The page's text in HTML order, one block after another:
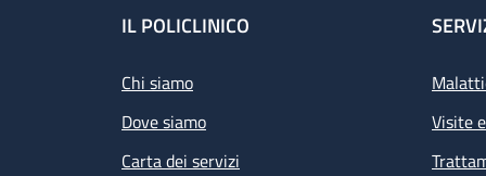
Footer
IL POLICLINICO
Chi siamo
Dove siamo
Carta dei servizi
Visite